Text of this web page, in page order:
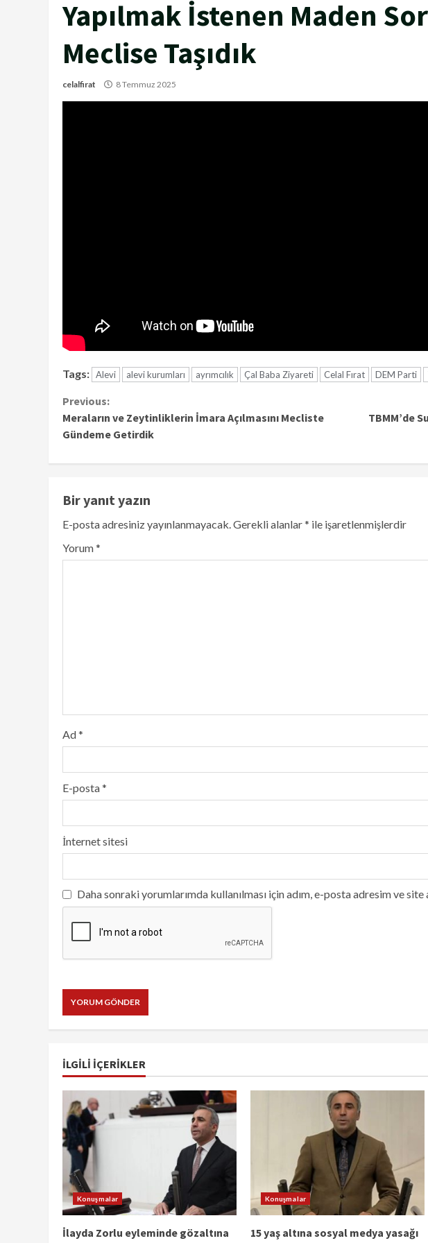
Yapılmak İstenen Maden
Meclise Taşıdık
celalfirat 8 Temmuz 2025
Tags: Alevi alevi kurumları ayrımcılık Çal Baba Ziyareti Celal Fırat DEM Parti
Continue
Reading
Previous:
Meraların ve Zeytinliklerin İmara Açılmasını Mecliste
Gündeme Getirdik
TBMM’de
Bir yanıt yazın
E-posta adresiniz yayınlanmayacak.Gerekli alanlar* ile işaretlenmişlerdir
Yorum*
Ad*
E-posta*
İnternet sitesi
Daha sonraki yorumlarımda kullanılması için adım, e-posta adresim ve
İLGILI IÇERIKLER
Konuşmalar
İlayda Zorlu eyleminde gözaltına
Konuşmalar
15 yaş altına sosyal medya yasağı